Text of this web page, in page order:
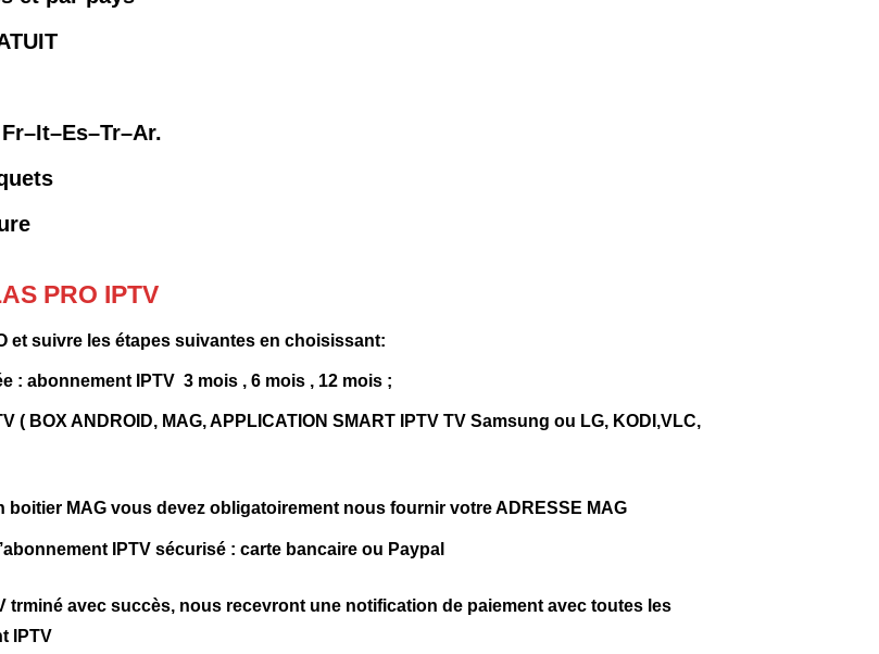
–Ar.
PRO IPTV
et suivre les étapes suivantes en choisissant:
: abonnement IPTV 3 mois , 6 mois , 12 mois ;
BOX ANDROID, MAG, APPLICATION SMART IPTV TV Samsung ou LG, KODI,VLC,
boitier MAG vous devez obligatoirement nous fournir votre ADRESSE MAG
IPTV sécurisé : carte bancaire ou Paypal
trminé avec succès, nous recevront une notification de paiement avec toutes les
IPTV